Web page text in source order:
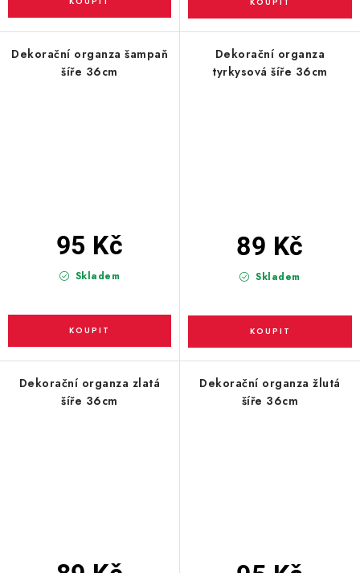
Dekorační organza šampaň
šíře 36cm
Skladem
95 Kč
Dekorační organza
tyrkysová šíře 36cm
Skladem
89 Kč
Dekorační organza zlatá
šíře 36cm
Dekorační organza žlutá
šíře 36cm